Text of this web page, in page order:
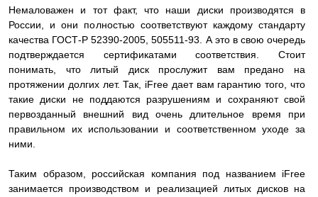
Немаловажен и тот факт, что наши диски производятся в
России, и они полностью соответствуют каждому стандарту
качества ГОСТ-Р 52390-2005, 505511-93. А это в свою очередь
подтверждается сертификатами соответствия. Стоит
понимать, что литый диск прослужит вам предано на
протяжении долгих лет. Так, iFree дает вам гарантию того, что
такие диски не поддаются разрушениям и сохраняют свой
первозданный внешний вид очень длительное время при
правильном их использовании и соответственном уходе за
ними.
Таким образом, российская компания под названием iFree
занимается производством и реализацией литых дисков на